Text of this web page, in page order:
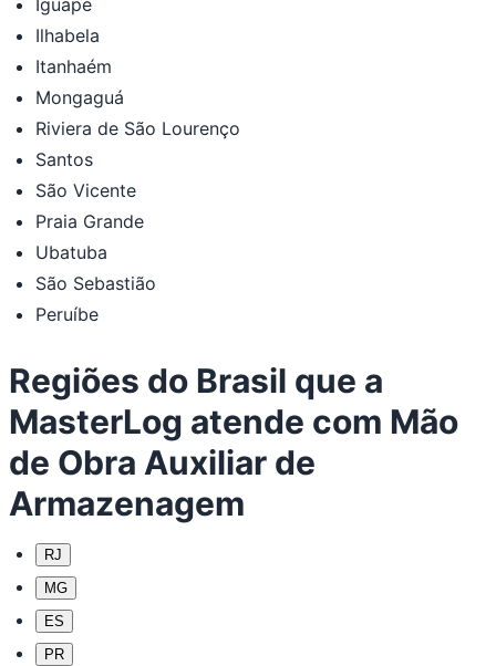
Ilhabela
Itanhaém
Mongaguá
Riviera de São Lourenço
Santos
São Vicente
Praia Grande
Ubatuba
São Sebastião
Peruíbe
Regiões do Brasil que a
MasterLog atende com Mão
de Obra Auxiliar de
Armazenagem
RJ
MG
ES
PR